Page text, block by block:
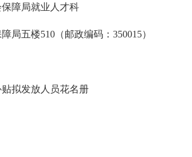
障局就业人才科
五楼510（邮政编码：350015）
拟发放人员花名册